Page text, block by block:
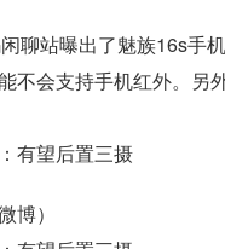
聊站曝出了魅族16s手
不会支持手机红外。
博）